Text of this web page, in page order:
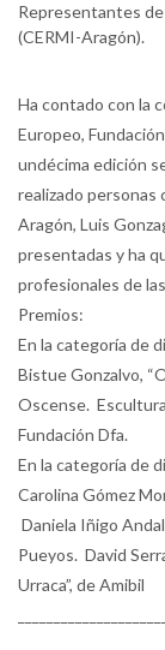
Representantes
(CERMI-Aragón).
Ha contado con la
Europeo,
undécima edición
realizado personas
Aragón, Luis
presentadas y ha
profesionales de
Premios:
En la categoría de
Bistue Gonzalvo,
Oscense.
Fundación Dfa.
En la categoría de
Carolina Gómez
Daniela Iñigo
Pueyos. David
Urraca”, de Amibil